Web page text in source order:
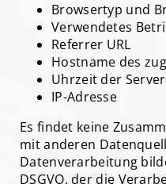
Browsertyp und
Verwendetes
Referrer URL
Hostname des
Uhrzeit der
IP-Adresse
Es findet keine
mit anderen
Datenverarbeitung
DSGVO, der die